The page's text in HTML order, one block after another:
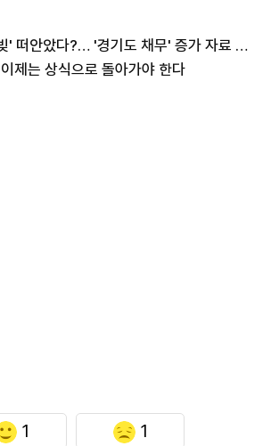
추미애, 이재명 '빚' 떠안았다?… '경기도 채무' 증가 자료 실시간 확산
제는 상식으로 돌아가야 한다
1 1